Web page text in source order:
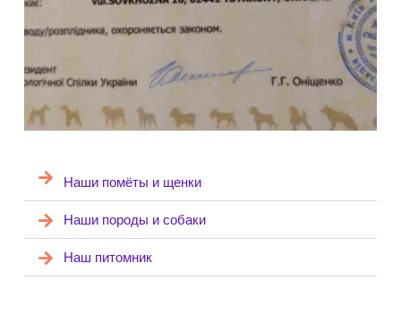
Наши помёты и щенки
Наши породы и собаки
Наш питомник